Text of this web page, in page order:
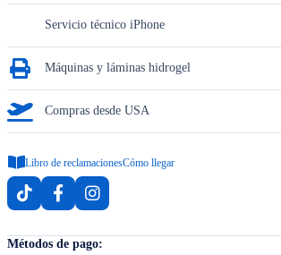
Servicio técnico iPhone
Máquinas y láminas hidrogel
Compras desde USA
Libro de reclamacionesCómo llegar
Métodos de pago: